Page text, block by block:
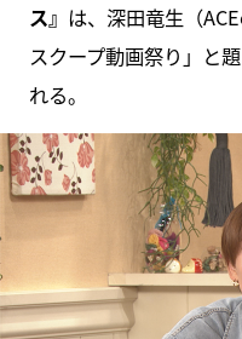
ス』 は、深田竜生（
スクープ動画祭り」と
れる。